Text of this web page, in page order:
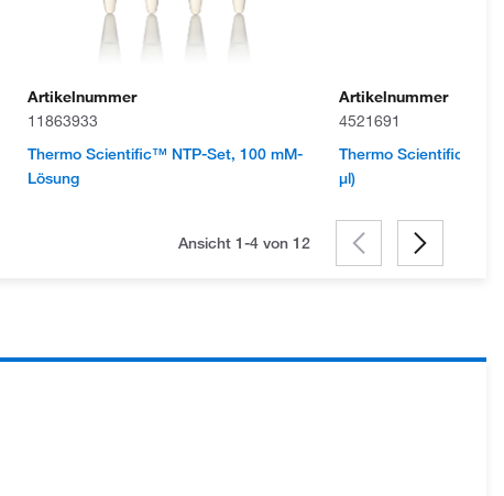
Artikelnummer
11863933
Thermo Scientific™ NTP-Set, 100 mM-
Lösung
Artikelnummer
4521691
Thermo Scientific™
μl)
Ansicht 1-4 von 12